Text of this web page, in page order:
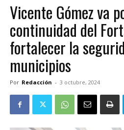
Vicente Gómez va
continuidad del
fortalecer la
municipios
Por Redacción - 3 octubre, 2024